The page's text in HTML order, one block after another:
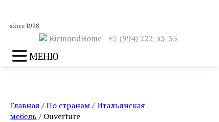
since 1998
RicmondHome +7 (994) 222-33-35
МЕНЮ
Главная /По странам/Итальянская
мебель / Ouverture